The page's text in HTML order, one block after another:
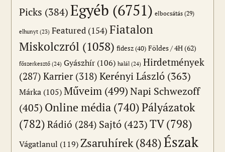
Picks (384)Egyéb (6751) elbocsátás (29)
elhunyt (23) Featured (154) Fiatalon
Miskolczról (1058) fidesz(40) Földes / 4H(62)
főszerkesztő (24) Gyászhír (106) halál (24) Hirdetmények
(287) Karrier(318) Kerényi László (363)
Márka (105) Műveim (499)Napi Schwezoff
(405) Online média (740)Pályázatok
(782) Rádió (284) Sajtó (423)TV(798)
Vágatlanul (119)Zsaruhírek(848)Észak